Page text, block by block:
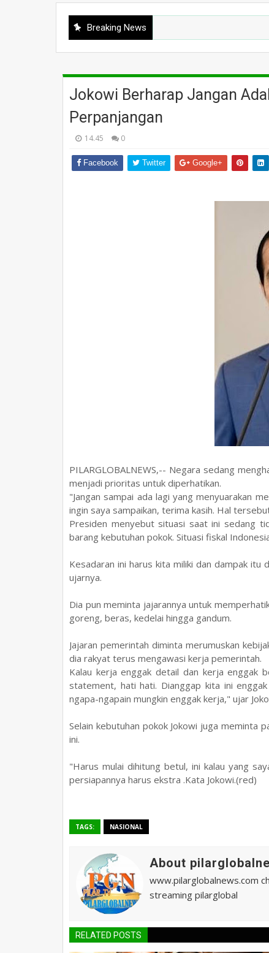
Breaking News
Jokowi Berharap Jangan
Perpanjangan
14.45 0
Facebook Twitter Google+
PILARGLOBALNEWS,-- Negara sedang
menjadi prioritas untuk diperhatikan.
"Jangan sampai ada lagi yang menyuarakan
ingin saya sampaikan, terima kasih. Hal
Presiden menyebut situasi saat ini sedang
barang kebutuhan pokok. Situasi fiskal
Kesadaran ini harus kita miliki dan dampak
ujarnya.
Dia pun meminta jajarannya untuk
goreng, beras, kedelai hingga gandum.
Jajaran pemerintah diminta merumuskan
dia rakyat terus mengawasi kerja pemerintah.
Kalau kerja enggak detail dan kerja enggak
statement, hati hati. Dianggap kita ini
ngapa-ngapain mungkin enggak kerja," ujar
Selain kebutuhan pokok Jokowi juga meminta
ini.
"Harus mulai dihitung betul, ini kalau yang
persiapannya harus ekstra .Kata Jokowi.(red)
TAGS: NASIONAL
About
www.pilarglobalnews.com
streaming pilarglobal
RELATED POSTS